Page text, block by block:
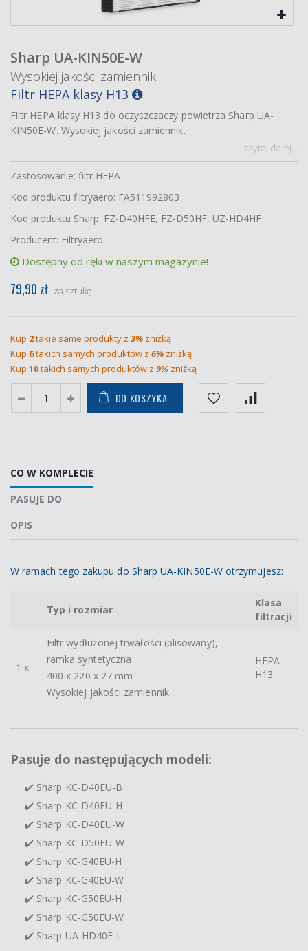
Sharp UA-KIN50E-W
Wysokiej jakości zamiennik
Filtr HEPA klasy H13
Filtr HEPA klasy H13 do oczyszczaczy powietrza Sharp UA-
KIN50E-W. Wysokiej jakości zamiennik.
czytaj dalej...
Zastosowanie: filtr HEPA
Kod produktu filtryaero: FA511992803
Kod produktu Sharp: FZ-D40HFE, FZ-D50HF, UZ-HD4HF
Producent: Filtryaero
Dostępny od ręki w naszym magazynie!
79,90 zł za sztukę
Kup 2takie same produkty z 3% zniżką
Kup 6takich samych produktów z 6% zniżką
Kup 10takich samych produktów z 9% zniżką
DO KOSZYKA
CO W KOMPLECIE
PASUJE DO
OPIS
W ramach tego zakupu do Sharp UA-KIN50E-W otrzymujesz:
Typ i rozmiar
Klasa
filtracji
1 x
Filtr wydłużonej trwałości (plisowany),
ramka syntetyczna
400 x 220 x 27 mm
Wysokiej jakości zamiennik
HEPA
H13
Pasuje do następujących modeli:
✔️ Sharp KC-D40EU-B
✔️ Sharp KC-D40EU-H
✔️ Sharp KC-D40EU-W
✔️ Sharp KC-D50EU-W
✔️ Sharp KC-G40EU-H
✔️ Sharp KC-G40EU-W
✔️ Sharp KC-G50EU-H
✔️ Sharp KC-G50EU-W
✔️ Sharp UA-HD40E-L